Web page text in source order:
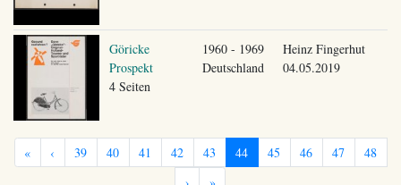
Göricke
Prospekt
4 Seiten
1960 - 1969
Deutschland
Heinz Fingerhut
04.05.2019
« ‹ 39 40 41 42 43 44 45 46 47
48
›
»